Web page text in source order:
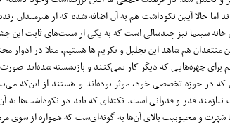
اما حالا آیین نکوداشت هم به آن اضافه شده که از هنرمندان
سینما نیز چندسالی است که به یکی از سنت‌های ثابت این
هم شاهد این تجلیل و تکریم ها هستیم. مثلا در ادوار
چهره‌هایی که دیگر کار نمی‌کنند و بازنشسته شده‌اند
در حوزه تخصصی خود، موثر بوده‌اند و هستند از این‌که
قدر و قدرانی است. نکته‌ای که باید در نکوداشت‌ها
شهرت و محبوبیت بالای آن‌ها به گونه‌ای‌ست که همواره از سوی